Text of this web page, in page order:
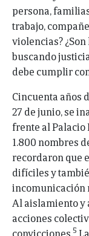
persona,
trabajo,
violencias?
buscando
debe cumplir
Cincuenta años
27 de junio, se
frente al Palacio
1.800 nombres
recordaron que
difíciles y
incomunicación
Al aislamiento y
acciones
convicciones. 5